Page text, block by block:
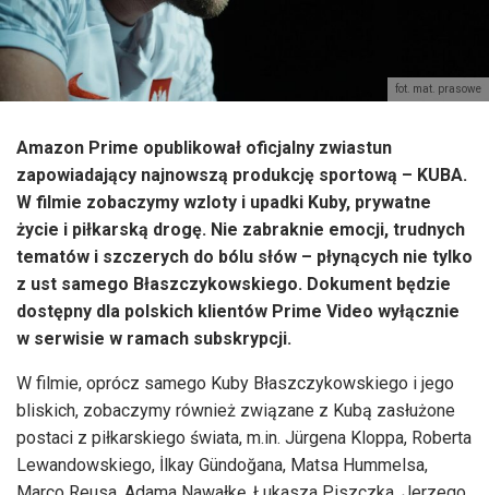
fot. mat. prasowe
Amazon Prime opublikował oficjalny zwiastun
zapowiadający najnowszą produkcję sportową – KUBA.
W filmie zobaczymy wzloty i upadki Kuby, prywatne
życie i piłkarską drogę. Nie zabraknie emocji, trudnych
tematów i szczerych do bólu słów – płynących nie tylko
z ust samego Błaszczykowskiego. Dokument będzie
dostępny dla polskich klientów Prime Video wyłącznie
w serwisie w ramach subskrypcji.
W filmie, oprócz samego Kuby Błaszczykowskiego i jego
bliskich, zobaczymy również związane z Kubą zasłużone
postaci z piłkarskiego świata, m.in. Jürgena Kloppa, Roberta
Lewandowskiego, İlkay Gündoğana, Matsa Hummelsa,